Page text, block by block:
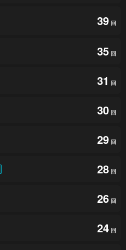
39 回
35 回
31 回
30 回
29 回
28 回
26 回
24 回